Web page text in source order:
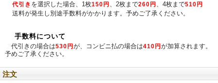
代引き を選択した場合、1枚150円 、2枚まで260円 、4枚まで510円
送料が発生し別途手数料がかかります。予めご了承ください。
手数料について
代引きの場合は530円 が、コンビニ払の場合は410円 が加算されます。
予めご了承ください。
注文